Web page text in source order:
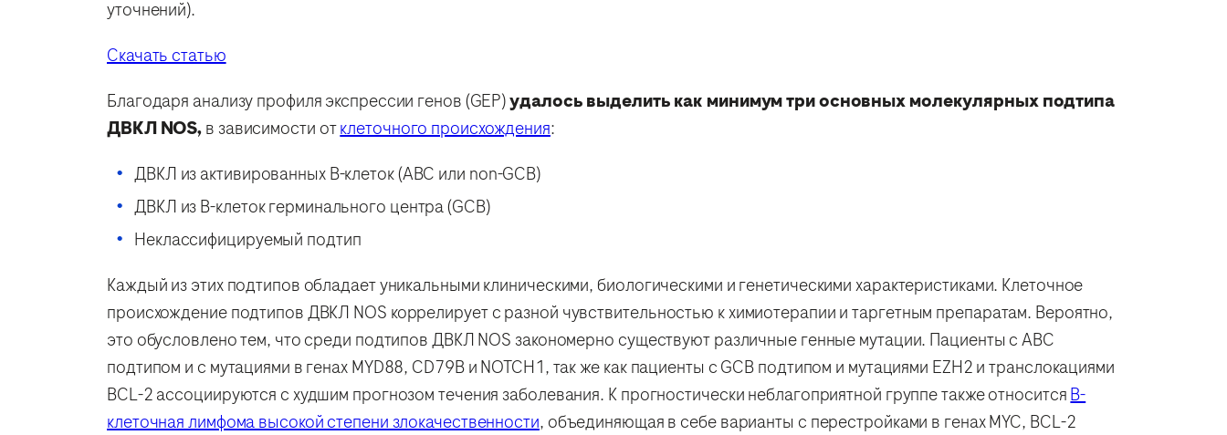
уточнений).
Скачать статью
Благодаря анализу профиля экспрессии генов (GEP)удалось выделить как минимум три основных молекулярных подтипа
ДВКЛ NOS,в зависимости отклеточного происхождения:
ДВКЛ из активированных В-клеток (ABC или non-GCB)
ДВКЛ из В-клеток герминального центра (GCB)
Неклассифицируемый подтип
Каждый из этих подтипов обладает уникальными клиническими, биологическими и генетическими характеристиками. Клеточное
происхождение подтипов ДВКЛ NOS коррелирует с разной чувствительностью к химиотерапии и таргетным препаратам. Вероятно,
это обусловлено тем, что среди подтипов ДВКЛ NOS закономерно существуют различные генные мутации. Пациенты c ABC
подтипом и с мутациями в генах MYD88, CD79B и NOTCH1, так же как пациенты с GCB подтипом и мутациями EZH2 и транслокациями
BCL-2 ассоциируются с худшим прогнозом течения заболевания. К прогностически неблагоприятной группе также относитсяВ-
клеточная лимфома высокой степени злокачественности, объединяющая в себе варианты с перестройками в генах MYC, BCL-2